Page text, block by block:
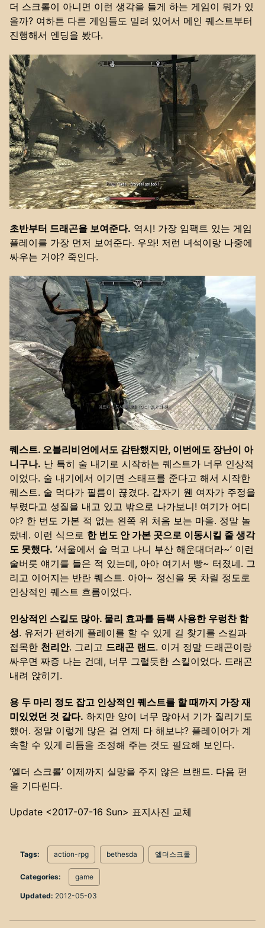
더 스크롤이 아니면 이런 생각을 들게 하는 게임이 뭐가 있
을까? 여하튼 다른 게임들도 밀려 있어서 메인 퀘스트부터
진행해서 엔딩을 봤다.
초반부터 드래곤을 보여준다. 역시! 가장 임팩트 있는 게임
플레이를 가장 먼저 보여준다. 우와! 저런 녀석이랑 나중에
싸우는 거야? 죽인다.
퀘스트. 오블리비언에서도 감탄했지만, 이번에도 장난이 아
니구나. 난 특히 술 내기로 시작하는 퀘스트가 너무 인상적
이었다. 술 내기에서 이기면 스태프를 준다고 해서 시작한
퀘스트. 술 먹다가 필름이 끊겼다. 갑자기 웬 여자가 주정을
부렸다고 성질을 내고 있고 밖으로 나가보니! 여기가 어디
야? 한 번도 가본 적 없는 왼쪽 위 처음 보는 마을. 정말 놀
랐네. 이런 식으로 한 번도 안 가본 곳으로 이동시킬 줄 생각
도 못했다. ’서울에서 술 먹고 나니 부산 해운대더라~’ 이런
술버릇 얘기를 들은 적 있는데, 아아 여기서 빵~ 터졌네. 그
리고 이어지는 반란 퀘스트. 아아~ 정신을 못 차릴 정도로
인상적인 퀘스트 흐름이었다.
인상적인 스킬도 많아. 물리 효과를 듬뿍 사용한 우렁찬 함
성. 유저가 편하게 플레이를 할 수 있게 길 찾기를 스킬과
접목한 천리안. 그리고 드래곤 랜드. 이거 정말 드래곤이랑
싸우면 짜증 나는 건데, 너무 그럴듯한 스킬이었다. 드래곤
내려 앉히기.
용 두 마리 정도 잡고 인상적인 퀘스트를 할 때까지 가장 재
미있었던 것 같다. 하지만 양이 너무 많아서 기가 질리기도
했어. 정말 이렇게 많은 걸 언제 다 해보냐? 플레이어가 계
속할 수 있게 리듬을 조정해 주는 것도 필요해 보인다.
’엘더 스크롤’ 이제까지 실망을 주지 않은 브랜드. 다음 편
을 기다린다.
Update <2017-07-16 Sun> 표지사진 교체
Tags: action-rpg bethesda 엘더스크롤
Categories: game
Updated: 2012-05-03